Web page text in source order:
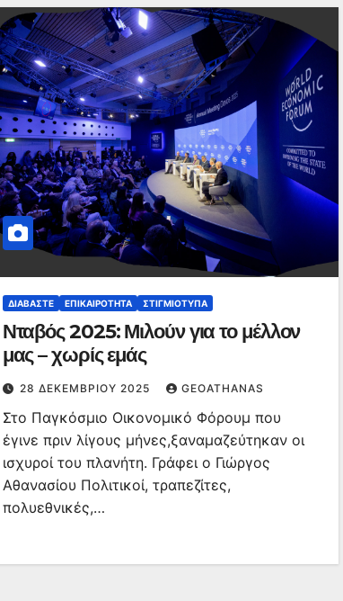
ΔΙΑΒΆΣΤΕ ΕΠΙΚΑΙΡΌΤΗΤΑ ΣΤΙΓΜΙΌΤΥΠΑ
Νταβός 2025: Μιλούν για το μέλλον
μας – χωρίς εμάς
28 ΔΕΚΕΜΒΡΊΟΥ 2025 GEOATHANAS
Στο Παγκόσμιο Οικονομικό Φόρουμ που
έγινε πριν λίγους μήνες,ξαναμαζεύτηκαν οι
ισχυροί του πλανήτη. Γράφει ο Γιώργος
Αθανασίου Πολιτικοί, τραπεζίτες,
πολυεθνικές,…